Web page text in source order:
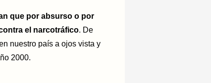
que por absurso o por
el narcotráfico. De
nuestro país a ojos vista y
2000.